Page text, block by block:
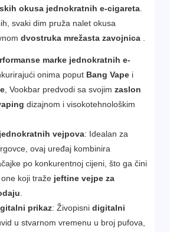
okusa jednokratnih e-cigareta.
svaki dim pruža nalet okusa
dvostruka mrežasta zavojnica .
marke jednokratnih e-
onima poput Bang Vape i
, Vookbar predvodi sa svojimzaslon
dizajnom i visokotehnološkim
vejpova: Idealan za
ovaj uređaj kombinira
po konkurentnoj cijeni, što ga čini
koji traže jeftine vejpe za
.
prikaz: Živopisnidigitalni
u stvarnom vremenu u broj pufova,